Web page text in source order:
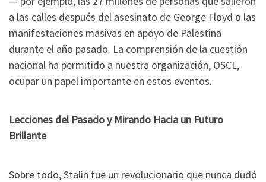
a las calles después del asesinato de George Floyd o las
manifestaciones masivas en apoyo de Palestina
durante el año pasado. La comprensión de la cuestión
nacional ha permitido a nuestra organización, OSCL,
ocupar un papel importante en estos eventos.
Lecciones del Pasado y Mirando Hacia un Futuro
Brillante
Sobre todo, Stalin fue un revolucionario que nunca dudó